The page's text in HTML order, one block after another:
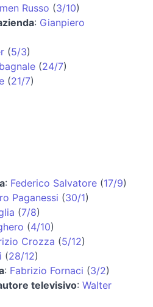
Russo (3/10)
: Gianpiero
(5/3)
(24/7)
(21/7)
: Federico Salvatore (17/9)
Paganessi (30/1)
(7/8)
(4/10)
Crozza (5/12)
(28/12)
: Fabrizio Fornaci (3/2)
televisivo: Walter